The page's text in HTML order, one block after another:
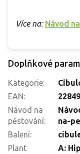
Více na: Návod
Doplňkové
Kategorie:
EAN:
Návod na
pěstování:
na-
Balení:
Plant
A: